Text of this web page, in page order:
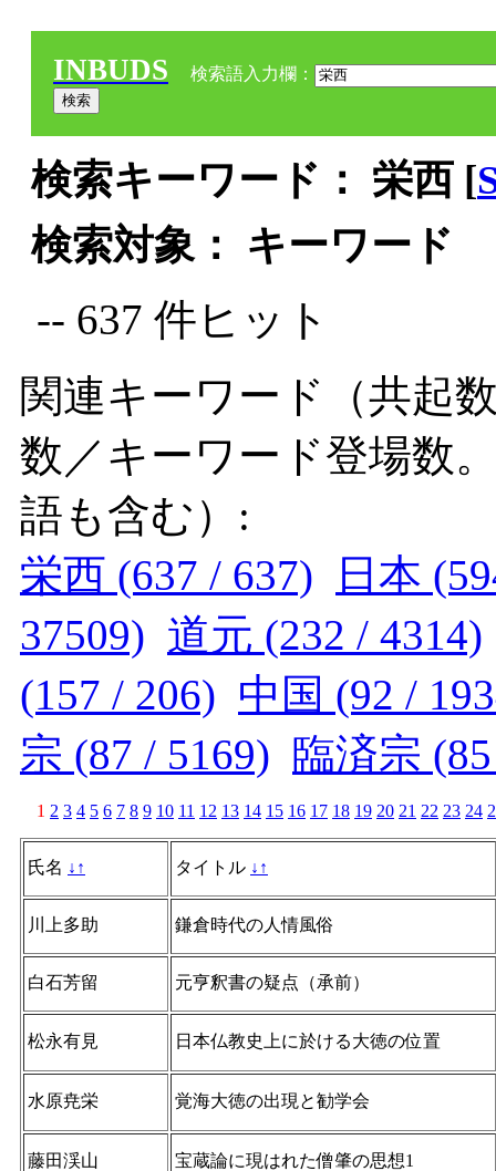
INBUDS 検索語入力欄：
検索キーワード： 栄西 [
検索対象： キーワード
-- 637 件ヒット
関連キーワード（共起
数／キーワード登場数
語も含む）:
栄西 (637 / 637)
日本
37509) 道元 (232 / 4314)
(157 / 206) 中国 (92 /
宗 (87 / 5169) 臨済宗
1 2 3 4 5 6 7 8 9 10 11 12 13 14 15 16 17 18 19 20 21 22 23 24
氏名 ↓ ↑ タイトル ↓ ↑
川上多助 鎌倉時代の人情風俗
白石芳留 元亨釈書の疑点（承前）
松永有見 日本仏教史上に於ける大徳の位置
水原尭栄 覚海大徳の出現と勧学会
藤田渓山 宝蔵論に現はれた僧肇の思想1